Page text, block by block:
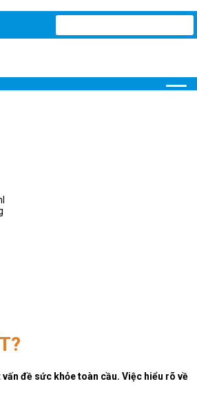
đề sức khỏe toàn cầu. Việc hiểu rõ về